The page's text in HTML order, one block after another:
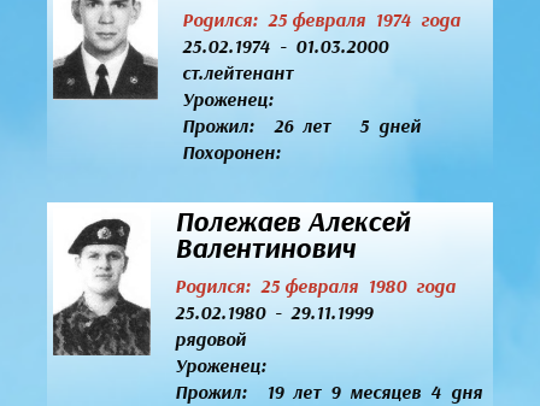
Родился: 25 февраля 1974 года
25.02.1974 - 01.03.2000
ст.лейтенант
Уроженец:
Прожил: 26 лет 5 дней
Похоронен:
Полежаев Алексей
Валентинович
Родился: 25 февраля 1980 года
25.02.1980 - 29.11.1999
рядовой
Уроженец:
Прожил: 19 лет 9 месяцев 4 дня